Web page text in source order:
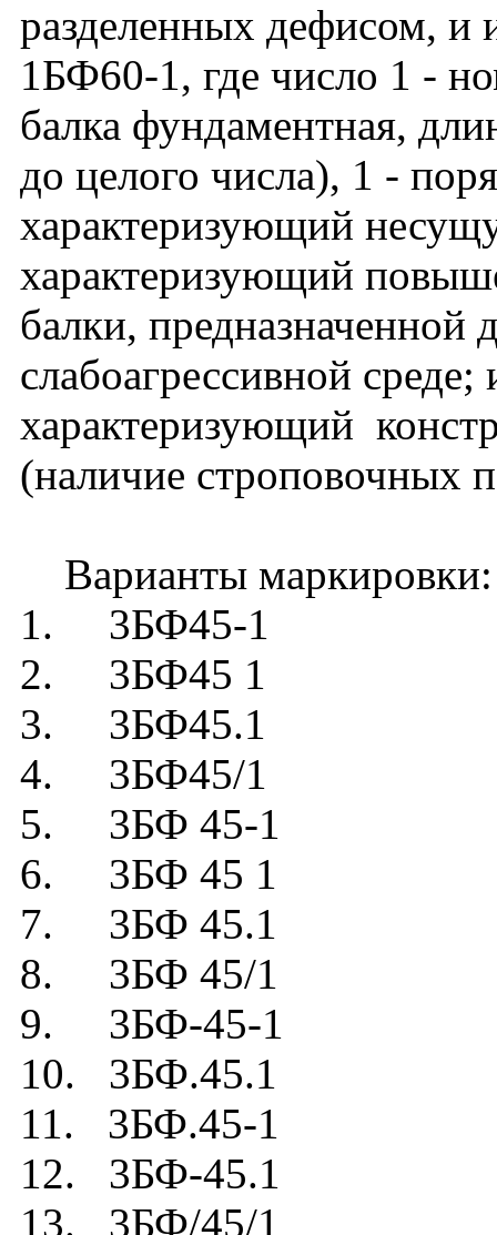
разделенных дефисом, и
1БФ60-1, где число 1 -
балка фундаментная,
до целого числа), 1 -
характеризующий
характеризующий
балки, предназначенной
слабоагрессивной среде;
характеризующий
(наличие строповочных
Варианты маркировки:
1. 3БФ45-1
2. 3БФ45 1
3. 3БФ45.1
4. 3БФ45/1
5. 3БФ 45-1
6. 3БФ 45 1
7. 3БФ 45.1
8. 3БФ 45/1
9. 3БФ-45-1
10. 3БФ.45.1
11. 3БФ.45-1
12. 3БФ-45.1
13. 3БФ/45/1